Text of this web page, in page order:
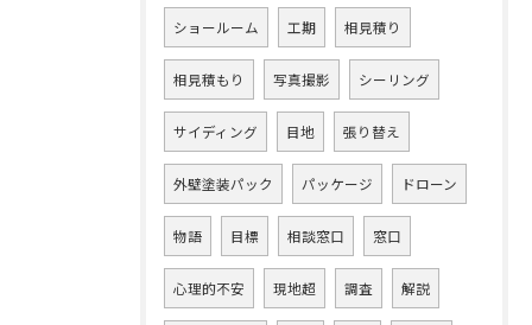
ショールーム 工期 相見積り
相見積もり 写真撮影 シーリング
サイディング 目地 張り替え
外壁塗装パック パッケージ ドローン
物語 目標 相談窓口 窓口
心理的不安 現地超 調査 解説